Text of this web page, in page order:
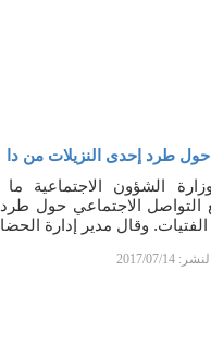
طرد إحدى النزيلات من دا
الشؤون الاجتماعية ما
التواصل الاجتماعي حول
وقال مدير إدارة
2017/07/14